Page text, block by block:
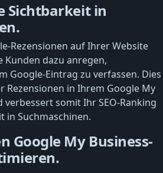
Sichtbarkeit in
Rezensionen auf Ihrer Website
Kunden dazu anregen,
Google-Eintrag zu verfassen. Dies
Rezensionen in Ihrem Google My
verbessert somit Ihr SEO-Ranking
in Suchmaschinen.
Google My Business-